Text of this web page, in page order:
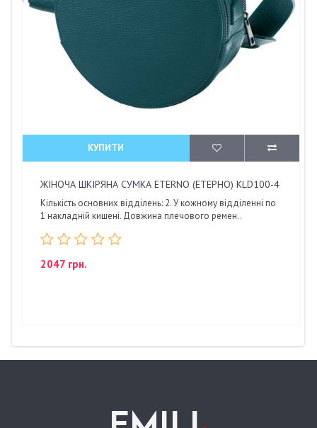
КУПИТИ
ЖІНОЧА ШКІРЯНА СУМКА ETERNO (ЕТЕРНО) KLD100-4
Кількість основних відділень: 2. У кожному відділенні по
1 накладній кишені. Довжина плечового ремен..
2047 грн.